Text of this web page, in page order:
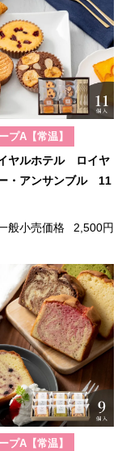
プA【常温】
ヤルホテル ロイヤ
・アンサンブル 11
般小売価格 2,500円
プA【常温】